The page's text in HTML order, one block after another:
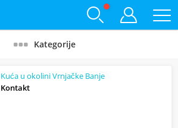
Kategorije
Kuća u okolini Vrnjačke Banje
Kontakt